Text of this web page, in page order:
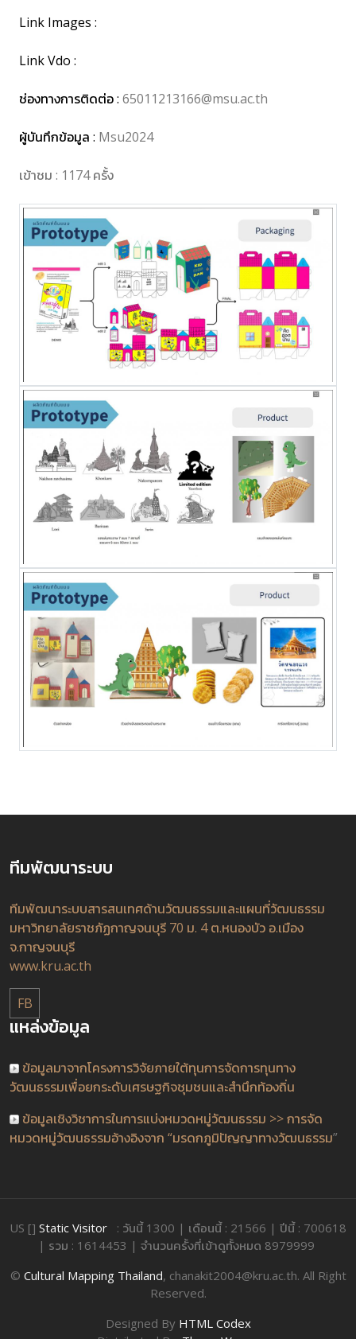
Link Images :
Link Vdo :
ช่องทางการติดต่อ : 65011213166@msu.ac.th
ผู้บันทึกข้อมูล : Msu2024
เข้าชม : 1174 ครั้ง
ทีมพัฒนาระบบ
ทีมพัฒนาระบบสารสนเทศด้านวัฒนธรรมและแผนที่วัฒนธรรม
มหาวิทยาลัยราชภัฏกาญจนบุรี 70 ม. 4 ต.หนองบัว อ.เมือง
จ.กาญจนบุรี
www.kru.ac.th
FB
แหล่งข้อมูล
ข้อมูลมาจากโครงการวิจัยภายใต้ทุนการจัดการทุนทาง
วัฒนธรรมเพื่อยกระดับเศรษฐกิจชุมชนและสำนึกท้องถิ่น
ข้อมูลเชิงวิชาการในการแบ่งหมวดหมู่วัฒนธรรม >> การจัด
หมวดหมู่วัฒนธรรมอ้างอิงจาก “มรดกภูมิปัญญาทางวัฒนธรรม”
US [] Static Visitor : วันนี้ 1300 | เดือนนี้ : 21566 | ปีนี้ : 700618
| รวม : 1614453 | จำนวนครั้งที่เข้าดูทั้งหมด 8979999
© Cultural Mapping Thailand, chanakit2004@kru.ac.th. All Right
Reserved.
Designed By HTML Codex